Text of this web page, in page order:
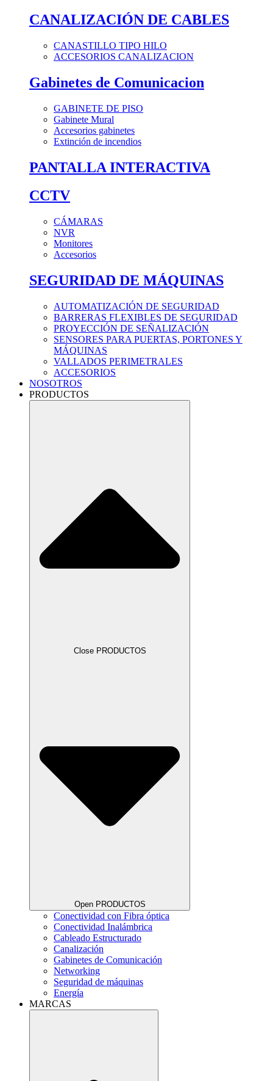
CANALIZACIÓN DE CABLES
CANASTILLO TIPO HILO
ACCESORIOS CANALIZACION
Gabinetes de Comunicacion
GABINETE DE PISO
Gabinete Mural
Accesorios gabinetes
Extinción de incendios
PANTALLA INTERACTIVA
CCTV
CÁMARAS
NVR
Monitores
Accesorios
SEGURIDAD DE MÁQUINAS
AUTOMATIZACIÓN DE SEGURIDAD
BARRERAS FLEXIBLES DE SEGURIDAD
PROYECCIÓN DE SEÑALIZACIÓN
SENSORES PARA PUERTAS, PORTONES Y
MÁQUINAS
VALLADOS PERIMETRALES
ACCESORIOS
NOSOTROS
PRODUCTOS
Close PRODUCTOS
Open PRODUCTOS
Conectividad con Fibra óptica
Conectividad Inalámbrica
Cableado Estructurado
Canalización
Gabinetes de Comunicación
Networking
Seguridad de máquinas
Energía
MARCAS